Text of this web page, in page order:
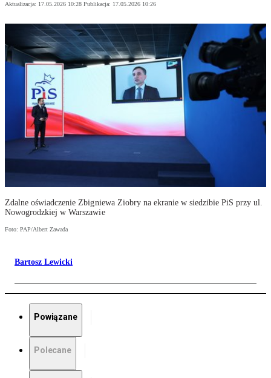
Aktualizacja: 17.05.2026 10:28 Publikacja: 17.05.2026 10:26
Zdalne oświadczenie Zbigniewa Ziobry na ekranie w siedzibie PiS przy ul.
Nowogrodzkiej w Warszawie
Foto: PAP/Albert Zawada
Bartosz Lewicki
Powiązane
Polecane